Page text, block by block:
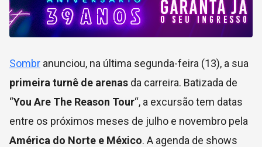
Sombr anunciou, na última segunda-feira (13), a sua
primeira turnê de arenas da carreira. Batizada de
“You Are The Reason Tour“, a excursão tem datas
entre os próximos meses de julho e novembro pela
América do Norte e México. A agenda de shows